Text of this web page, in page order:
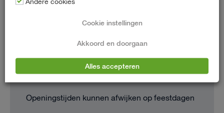
010 - 452 03 33
info@hartautoverhuur.nl
Openingstijden
Openingstijden kunnen afwijken op feestdagen
Cookie instellingen
Akkoord en doorgaan
Alles accepteren